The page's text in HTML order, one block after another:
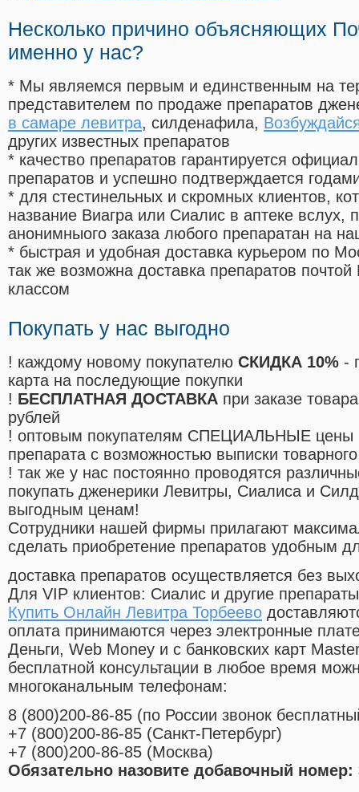
Несколько причино объясняющих
именно у нас?
* Мы являемся первым и единственным на
представителем по продаже препаратов
в самаре левитра, силденафила,
других известных препаратов
* качество препаратов гарантируется
препаратов и успешно подтверждается
* для стестинельных и скромных клиентов,
название Виагра или Сиалис в аптеке вслух,
анонимныого заказа любого препаратан на
* быстрая и удобная доставка курьером по
так же возможна доставка препаратов
классом
Покупать у нас выгодно
! каждому новому покупателю СКИДКА 10% -
карта на последующие покупки
! БЕСПЛАТНАЯ ДОСТАВКА при заказе
рублей
! оптовым покупателям СПЕЦИАЛЬНЫЕ цены
препарата с возможностью выписки
! так же у нас постоянно проводятся
покупать дженерики Левитры, Сиалиса и
выгодным ценам!
Cотрудники нашей фирмы прилагают
сделать приобретение препаратов удобным
доставка препаратов осуществляется без
Для VIP клиентов: Сиалис и другие
Купить Онлайн Левитра Торбеево
оплата принимаются через электронные
Деньги, Web Money и с банковских карт
бесплатной консультации в любое время
многоканальным телефонам:
8 (800)200-86-85 (по России звонок
+7 (800)200-86-85 (Санкт-Петербург)
+7 (800)200-86-85 (Москва)
Обязательно назовите добавочный номер: